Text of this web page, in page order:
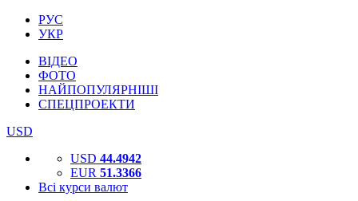
РУС
УКР
ВІДЕО
ФОТО
НАЙПОПУЛЯРНІШІ
СПЕЦПРОЕКТИ
USD
USD 44.4942
EUR 51.3366
Всі курси валют